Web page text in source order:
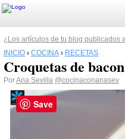
¿Los artículos de tu blog publicados
INICIO › COCINA › RECETAS
Croquetas de
PorAna Sevilla @cocinaconanasev
Save